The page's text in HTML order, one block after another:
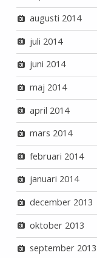
augusti 2014
juli 2014
juni 2014
maj 2014
april 2014
mars 2014
februari 2014
januari 2014
december 2013
oktober 2013
september 2013